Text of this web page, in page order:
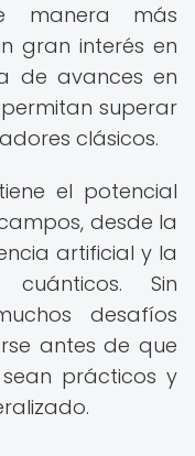
manera más
gran interés en
de avances en
superar
clásicos.
el potencial
desde la
artificial y la
Sin
desafíos
antes de que
prácticos y